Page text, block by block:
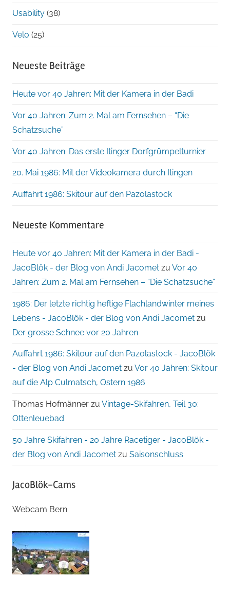
Usability (38)
Velo (25)
Neueste Beiträge
Heute vor 40 Jahren: Mit der Kamera in der Badi
Vor 40 Jahren: Zum 2. Mal am Fernsehen – “Die
Schatzsuche”
Vor 40 Jahren: Das erste Itinger Dorfgrümpelturnier
20. Mai 1986: Mit der Videokamera durch Itingen
Auffahrt 1986: Skitour auf den Pazolastock
Neueste Kommentare
Heute vor 40 Jahren: Mit der Kamera in der Badi -
JacoBlök - der Blog von Andi Jacomet zu Vor 40
Jahren: Zum 2. Mal am Fernsehen – “Die Schatzsuche”
1986: Der letzte richtig heftige Flachlandwinter meines
Lebens - JacoBlök - der Blog von Andi Jacomet zu
Der grosse Schnee vor 20 Jahren
Auffahrt 1986: Skitour auf den Pazolastock - JacoBlök
- der Blog von Andi Jacomet zu Vor 40 Jahren: Skitour
auf die Alp Culmatsch, Ostern 1986
Thomas Hofmänner zu Vintage-Skifahren, Teil 30:
Ottenleuebad
50 Jahre Skifahren - 20 Jahre Racetiger - JacoBlök -
der Blog von Andi Jacomet zu Saisonschluss
JacoBlök-Cams
Webcam Bern